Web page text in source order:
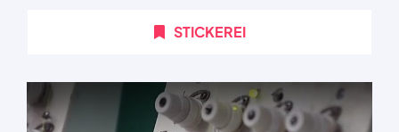
STICKEREI